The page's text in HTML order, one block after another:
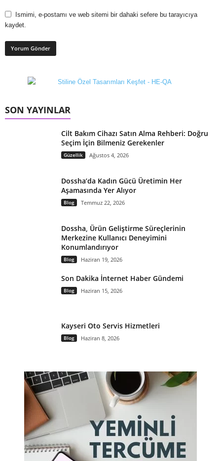
Ismimi, e-postamı ve web sitemi bir dahaki sefere bu tarayıcıya
kaydet.
SON YAYINLAR
Cilt Bakım Cihazı Satın Alma Rehberi: Doğru
Seçim İçin Bilmeniz Gerekenler
Güzellik Ağustos 4, 2026
Dossha’da Kadın Gücü Üretimin Her
Aşamasında Yer Alıyor
Blog Temmuz 22, 2026
Dossha, Ürün Geliştirme Süreçlerinin
Merkezine Kullanıcı Deneyimini
Konumlandırıyor
Blog Haziran 19, 2026
Son Dakika İnternet Haber Gündemi
Blog Haziran 15, 2026
Kayseri Oto Servis Hizmetleri
Blog Haziran 8, 2026